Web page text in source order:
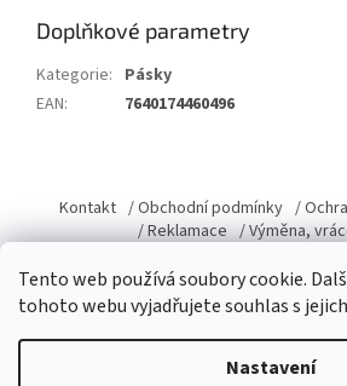
Tento web používá soubory cookie.
tohoto webu vyjadřujete souhlas s
Nastavení
Doplňkové parametry
Kategorie: Pásky
EAN: 7640174460496
p
a
Kontakt / Obchodní podmínky /
/ Reklamace / Výměna,